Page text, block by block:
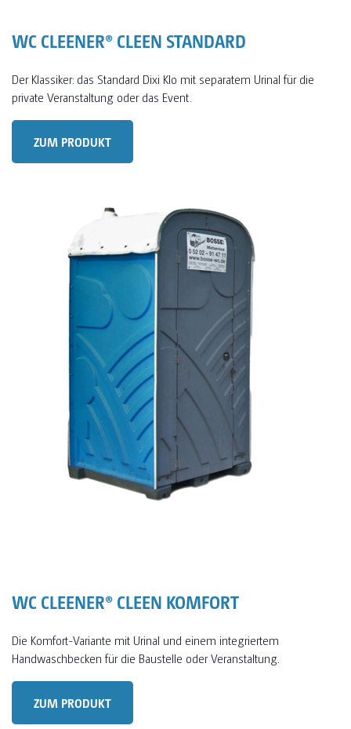
WC CLEENER® CLEEN STANDARD
Der Klassiker: das Standard Dixi Klo mit separatem Urinal für die
private Veranstaltung oder das Event.
ZUM PRODUKT
WC CLEENER® CLEEN KOMFORT
Die Komfort-Variante mit Urinal und einem integriertem
Handwaschbecken für die Baustelle oder Veranstaltung.
ZUM PRODUKT